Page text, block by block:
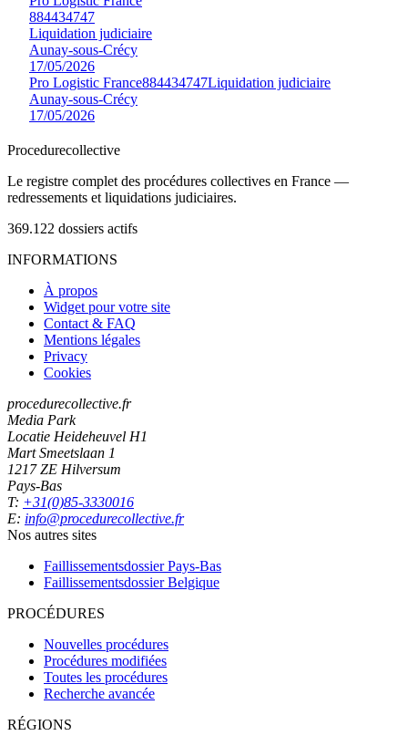
884434747
Liquidation judiciaire
Aunay-sous-Crécy
17/05/2026
Pro Logistic France884434747Liquidation judiciaire
Aunay-sous-Crécy
17/05/2026
Procedurecollective
Le registre complet des procédures collectives en France —
redressements et liquidations judiciaires.
369.122 dossiers actifs
INFORMATIONS
À propos
Widget pour votre site
Contact & FAQ
Mentions légales
Privacy
Cookies
procedurecollective.fr
Media Park
Locatie Heideheuvel H1
Mart Smeetslaan 1
1217 ZE Hilversum
Pays-Bas
T: +31(0)85-3330016
E: info@procedurecollective.fr
Nos autres sites
Faillissementsdossier Pays-Bas
Faillissementsdossier Belgique
PROCÉDURES
Nouvelles procédures
Procédures modifiées
Toutes les procédures
Recherche avancée
RÉGIONS